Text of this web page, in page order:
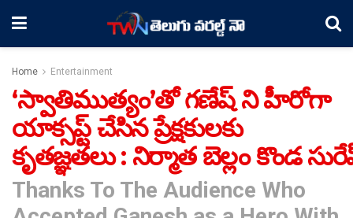
Home Entertainment
‘స్వాతిముత్యం’తో గణేష్ ని హీరోగా
యాక్సప్ట్ చేసిన ప్రేక్షకులకు
కృతజ్ఞతలు : నిర్మాత బెల్లం కొండ
Thanks To The Audience Who